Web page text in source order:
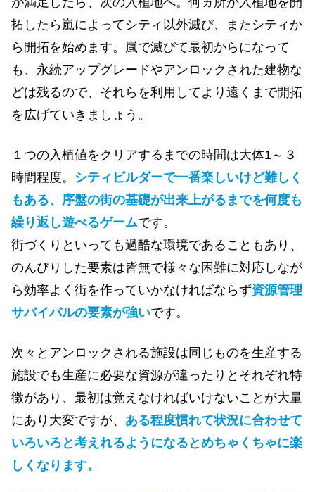
拓したら嵐によってシティ以外滅び、またシティか
ら開拓を始めます。嵐で滅びて最初からになって
も、永続アップグレードやアンロックされた建物な
どは残るので、それらを利用してより遠くまで開拓
を広げていきましょう。
１つの入植値をクリアするまでの時間は大体1～３
時間程度。 シティビルダーで一番楽しいけど難しく
もある、序盤の街の基礎が出来上がるまでを何度も
繰り返し遊べるゲームです。
街づくりといっても過酷な環境であることもあり、
のんびりした要素は皆無で様々な困難に対応しなが
ら効率よく街を作っていかなければならず資源管理
サバイバルの要素が強いです。
次々とアンロックされる施設は同じものを生産する
施設でも生産に必要な資源が違ったりとそれぞれ特
徴があり、最初は覚えなければいけないことが大量
にあり大変ですが、 ある程度慣れて状況に合わせて
いろいろと考えれるようになるとめちゃくちゃに楽
しくなります。